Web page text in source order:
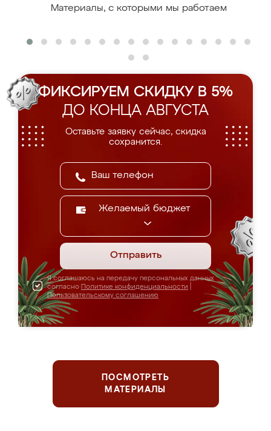
Материалы, с которыми мы работаем
ФИКСИРУЕМ СКИДКУ В 5%
ДО КОНЦА АВГУСТА
Оставьте заявку сейчас, скидка
сохранится.
Желаемый бюджет
Отправить
Я соглашаюсь на передачу персональных данных
согласно Политике конфиденциальности
Пользовательскому соглашению
ПОСМОТРЕТЬ
МАТЕРИАЛЫ